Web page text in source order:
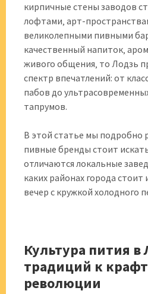
кирпичные стены заводов
лофтами‚ арт-
великолепными пивными
качественный напиток‚
живого общения‚ то Лодзь
спектр впечатлений: от
пабов до
тапрумов.
В этой статье мы подробно
пивные бренды стоит
отличаются локальные
каких районах города
вечер с кружкой холодного
Культура пития в
традиций к
революции